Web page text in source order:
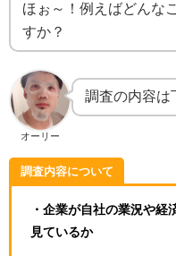
ほぉ～！例えばどんな
すか？
オーリー
調査の内容は
調査内容について
・企業が自社の業況や経
見ているか